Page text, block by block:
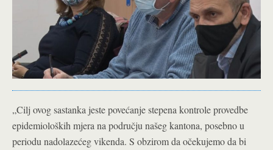
„Cilj ovog sastanka jeste povećanje stepena kontrole provedbe
epidemioloških mjera na području našeg kantona, posebno u
periodu nadolazećeg vikenda. S obzirom da očekujemo da bi